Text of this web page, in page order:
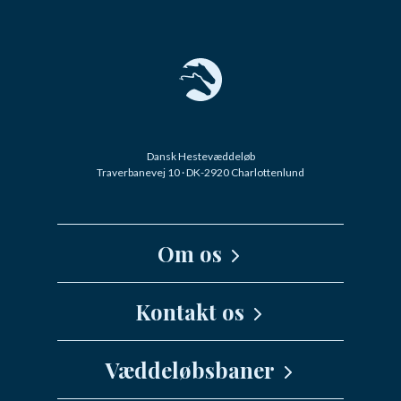
Dansk Hestevæddeløb
Traverbanevej 10 · DK-2920 Charlottenlund
Om os
Kontakt os
info@danskhv.dk
Væddeløbsbaner